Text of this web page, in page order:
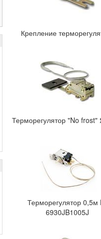
Крепление
Терморегулятор "No frost"
Терморегулятор 0,5м
6930JB1005J